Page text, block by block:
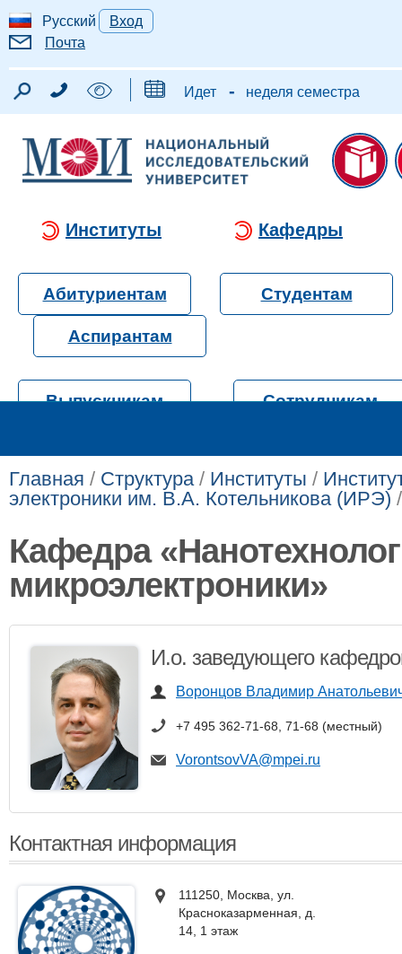
Русский
Вход
Почта
Идет - неделя семестра
Институты Кафедры
Абитуриентам Студентам
Аспирантам
Выпускникам Сотрудникам
Главная / Структура/ Институты /
электроники им. В.А. Котельникова (ИРЭ)
Кафедра
микроэлектроники»
И.о. заведующего
Воронцов Владимир
+7 495 362-71-68, 71-68 (местный)
VorontsovVA@mpei.ru
Контактная информация
111250, Москва, ул.
Красноказарменная, д.
14, 1 этаж